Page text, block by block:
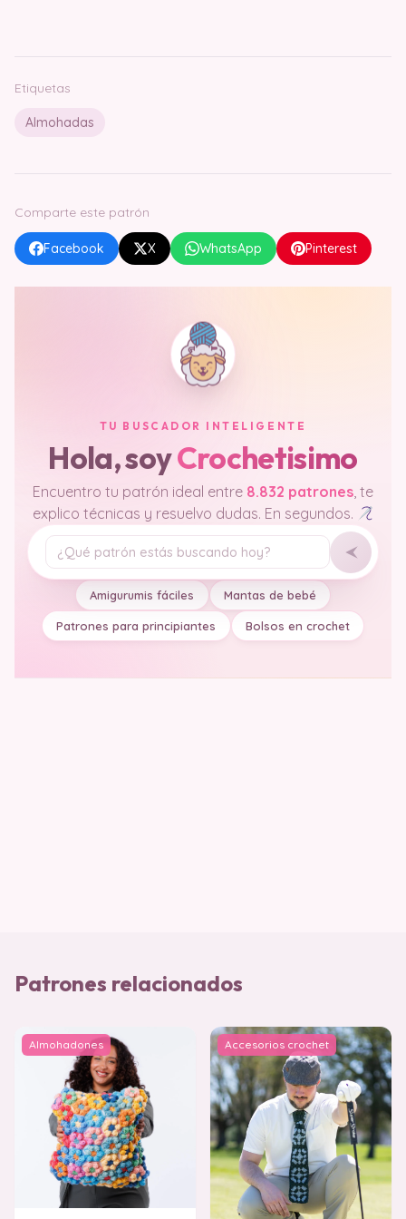
Etiquetas
Almohadas
Comparte este patrón
Facebook X WhatsApp Pinterest
TU BUSCADOR INTELIGENTE
Hola, soyCrochetisimo
Encuentro tu patrón ideal entre 8.832 patrones, te
explico técnicas y resuelvo dudas. En segundos.
Tu pregunta
Amigurumis fáciles Mantas de bebé
Patrones para principiantes Bolsos en crochet
Patrones relacionados
Almohadones Accesorios crochet